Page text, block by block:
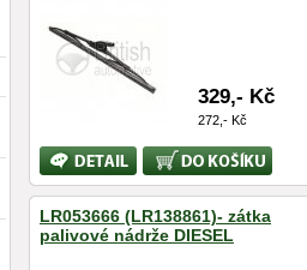
329,- Kč
272,- Kč
Bližší
informace
Koupit
LR053666 (LR138861)- zátka
palivové nádrže DIESEL